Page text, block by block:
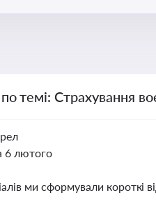
темі: Страхування
6 лютого
ми сформували короткі